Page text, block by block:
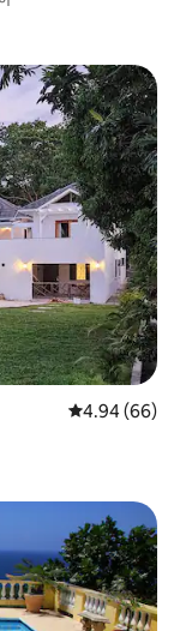
औसत रेटिंग 5 में
4.94 (66)